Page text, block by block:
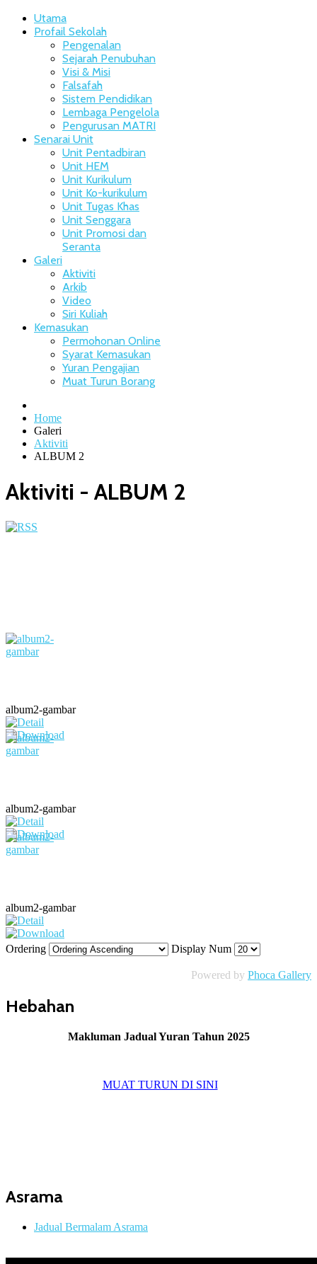
Utama
Profail Sekolah
Pengenalan
Sejarah Penubuhan
Visi & Misi
Falsafah
Sistem Pendidikan
Lembaga Pengelola
Pengurusan MATRI
Senarai Unit
Unit Pentadbiran
Unit HEM
Unit Kurikulum
Unit Ko-kurikulum
Unit Tugas Khas
Unit Senggara
Unit Promosi dan
Seranta
Galeri
Aktiviti
Arkib
Video
Siri Kuliah
Kemasukan
Permohonan Online
Syarat Kemasukan
Yuran Pengajian
Muat Turun Borang
Home
Galeri
Aktiviti
ALBUM 2
Aktiviti - ALBUM 2
album2-gambar
album2-gambar
album2-gambar
Ordering Display Num
Powered by Phoca Gallery
Hebahan
Makluman Jadual Yuran Tahun 2025
MUAT TURUN DI SINI
Asrama
Jadual Bermalam Asrama